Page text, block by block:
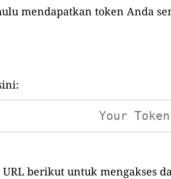
mendapatkan token Anda
berikut untuk mengakses